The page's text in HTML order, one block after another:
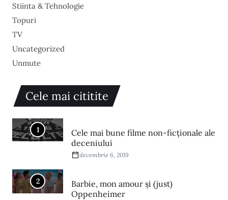
Stiinta & Tehnologie
Topuri
TV
Uncategorized
Unmute
Cele mai cititite
1
Cele mai bune filme non-ficționale ale
deceniului
decembrie 6, 2019
2
Barbie, mon amour și (just)
Oppenheimer